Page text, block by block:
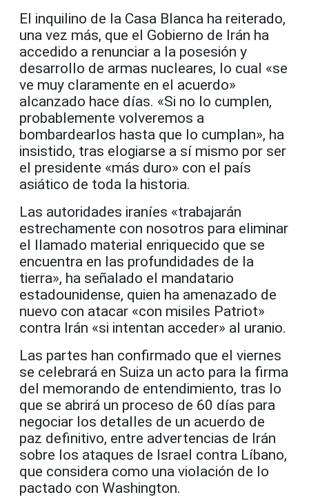
El inquilino de la Casa Blanca ha reiterado,
una vez más, que el Gobierno de Irán ha
accedido a renunciar a la posesión y
desarrollo de armas nucleares, lo cual «se
ve muy claramente en el acuerdo»
alcanzado hace días. «Si no lo cumplen,
probablemente volveremos a
bombardearlos hasta que lo cumplan», ha
insistido, tras elogiarse a sí mismo por ser
el presidente «más duro» con el país
asiático de toda la historia.
Las autoridades iraníes «trabajarán
estrechamente con nosotros para eliminar
el llamado material enriquecido que se
encuentra en las profundidades de la
tierra», ha señalado el mandatario
estadounidense, quien ha amenazado de
nuevo con atacar «con misiles Patriot»
contra Irán «si intentan acceder» al uranio.
Las partes han confirmado que el viernes
se celebrará en Suiza un acto para la firma
del memorando de entendimiento, tras lo
que se abrirá un proceso de 60 días para
negociar los detalles de un acuerdo de
paz definitivo, entre advertencias de Irán
sobre los ataques de Israel contra Líbano,
que considera como una violación de lo
pactado con Washington.